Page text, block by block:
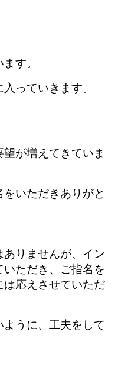
す。
っていきます。
が増えてきていま
いただきありがと
ありませんが、イン
ただき、ご指名を
応えさせていただ
うに、工夫をして